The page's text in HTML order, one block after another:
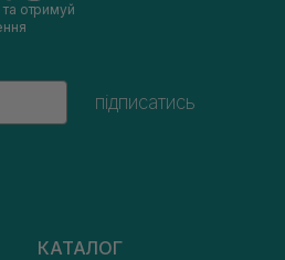
та отримуй
підписатись
КАТАЛОГ